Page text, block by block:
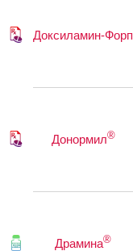
Доксиламин-Форп
Донормил®
Драмина®